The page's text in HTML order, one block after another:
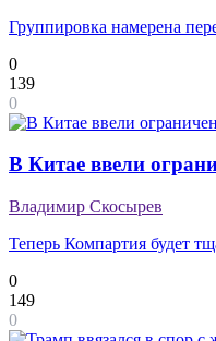
Группировка намерена
0
139
0
В Китае ввели
Владимир Скосырев
Теперь Компартия будет
0
149
0